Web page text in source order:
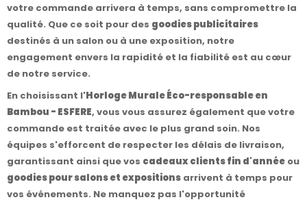
votre commande arrivera à temps, sans compromettre la
qualité. Que ce soit pour des goodies publicitaires
destinés à un salon ou à une exposition, notre
engagement envers la rapidité et la fiabilité est au cœur
de notre service.
En choisissant l'Horloge Murale Éco-responsable en
Bambou - ESFERE, vous vous assurez également que votre
commande est traitée avec le plus grand soin. Nos
équipes s'efforcent de respecter les délais de livraison,
garantissant ainsi que vos cadeaux clients fin d'année ou
goodies pour salons et expositions arrivent à temps pour
vos événements. Ne manquez pas l'opportunité